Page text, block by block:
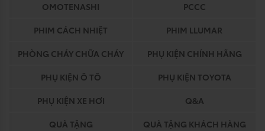
OMOTENASHI
PCCC
PHIM CÁCH NHIỆT
PHIM LLUMAR
PHÒNG CHÁY CHỮA CHÁY
PHỤ KIỆN CHÍNH HÃNG
PHỤ KIỆN Ô TÔ
PHỤ KIỆN TOYOTA
PHỤ KIỆN XE HƠI
Q&A
QUÀ TẶNG
QUÀ TẶNG KHÁCH HÀNG